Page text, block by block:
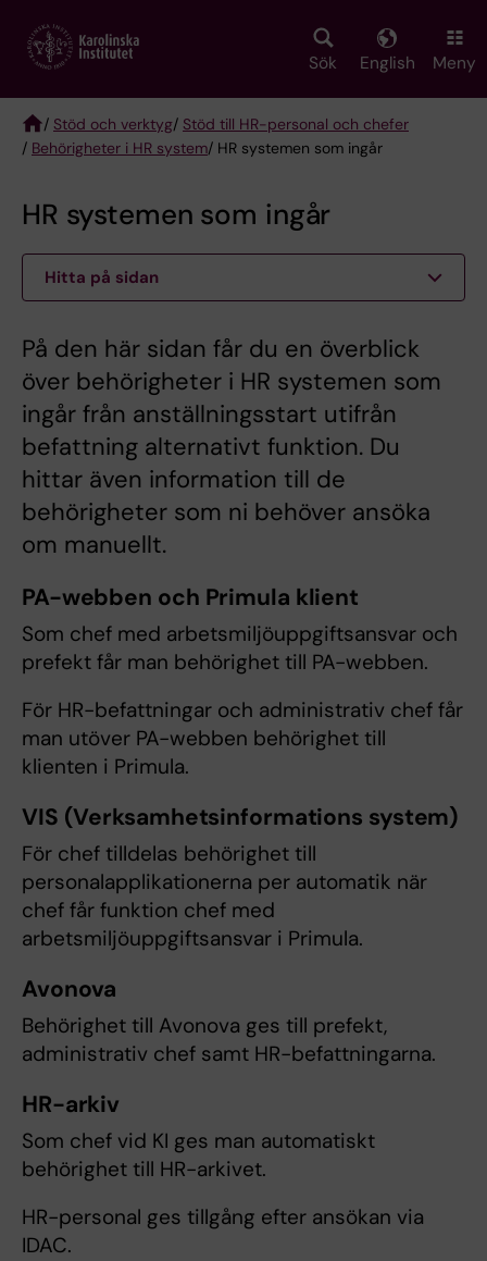
main
Sök English Meny
Breadcrumb
/ Stöd och verktyg/ Stöd till HR-personal och chefer
/ Behörigheter i HR system/ HR systemen som ingår
HR systemen som ingår
Hitta på sidan
På den här sidan får du en överblick
över behörigheter i HR systemen som
ingår från anställningsstart utifrån
befattning alternativt funktion. Du
hittar även information till de
behörigheter som ni behöver ansöka
om manuellt.
PA-webben och Primula klient
Som chef med arbetsmiljöuppgiftsansvar och
prefekt får man behörighet till PA-webben.
För HR-befattningar och administrativ chef får
man utöver PA-webben behörighet till
klienten i Primula.
VIS (Verksamhetsinformations system)
För chef tilldelas behörighet till
personalapplikationerna per automatik när
chef får funktion chef med
arbetsmiljöuppgiftsansvar i Primula.
Avonova
Behörighet till Avonova ges till prefekt,
administrativ chef samt HR-befattningarna.
HR-arkiv
Som chef vid KI ges man automatiskt
behörighet till HR-arkivet.
HR-personal ges tillgång efter ansökan via
IDAC.